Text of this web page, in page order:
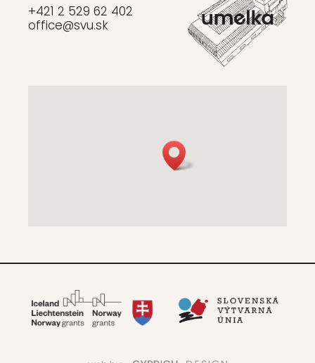
+421 2 529 62 402
office@svu.sk